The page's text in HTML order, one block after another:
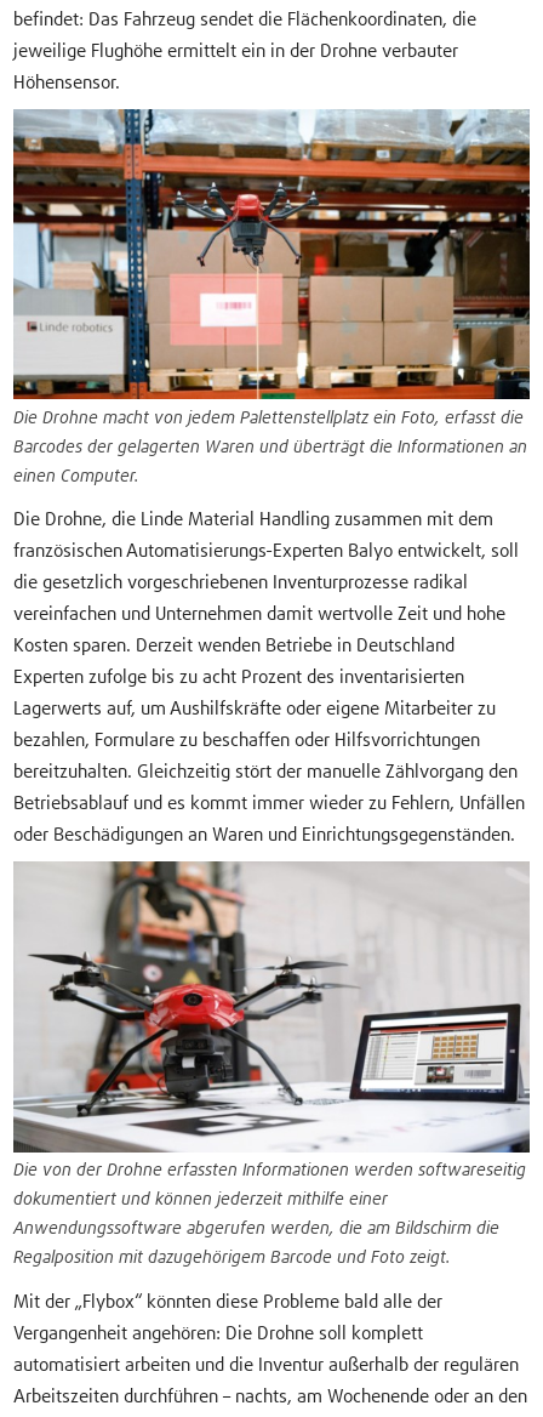
befindet: Das Fahrzeug sendet die Flächenkoordinaten, die
jeweilige Flughöhe ermittelt ein in der Drohne verbauter
Höhensensor.
Die Drohne macht von jedem Palettenstellplatz ein Foto, erfasst die
Barcodes der gelagerten Waren und überträgt die Informationen an
einen Computer.
Die Drohne, die Linde Material Handling zusammen mit dem
französischen Automatisierungs-Experten Balyo entwickelt, soll
die gesetzlich vorgeschriebenen Inventurprozesse radikal
vereinfachen und Unternehmen damit wertvolle Zeit und hohe
Kosten sparen. Derzeit wenden Betriebe in Deutschland
Experten zufolge bis zu acht Prozent des inventarisierten
Lagerwerts auf, um Aushilfskräfte oder eigene Mitarbeiter zu
bezahlen, Formulare zu beschaffen oder Hilfsvorrichtungen
bereitzuhalten. Gleichzeitig stört der manuelle Zählvorgang den
Betriebsablauf und es kommt immer wieder zu Fehlern, Unfällen
oder Beschädigungen an Waren und Einrichtungsgegenständen.
Die von der Drohne erfassten Informationen werden softwareseitig
dokumentiert und können jederzeit mithilfe einer
Anwendungssoftware abgerufen werden, die am Bildschirm die
Regalposition mit dazugehörigem Barcode und Foto zeigt.
Mit der „Flybox“ könnten diese Probleme bald alle der
Vergangenheit angehören: Die Drohne soll komplett
automatisiert arbeiten und die Inventur außerhalb der regulären
Arbeitszeiten durchführen – nachts, am Wochenende oder an den